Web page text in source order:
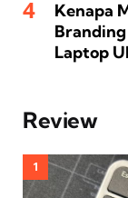
Kenapa
Laptop
Review